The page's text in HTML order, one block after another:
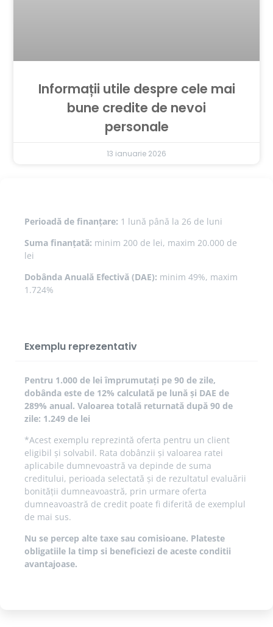
Informații utile despre cele mai
bune credite de nevoi
personale
13 ianuarie 2026
Perioadă de finanțare: 1 lună până la 26 de luni
Suma finanțată: minim 200 de lei, maxim 20.000 de
lei
Dobânda Anuală Efectivă (DAE): minim 49%, maxim
1.724%
Exemplu reprezentativ
Pentru 1.000 de lei împrumutați pe 90 de zile,
dobânda este de 12% calculată pe lună și DAE de
289% anual. Valoarea totală returnată după 90 de
zile: 1.249 de lei
*Acest exemplu reprezintă oferta pentru un client
eligibil și solvabil. Rata dobânzii și valoarea ratei
aplicabile dumnevoastră va depinde de suma
creditului, perioada selectată și de rezultatul evaluării
bonității dumneavoastră, prin urmare oferta
dumneavoastră de credit poate fi diferită de exemplul
de mai sus.
Nu se percep alte taxe sau comisioane. Plateste
obligatiile la timp si beneficiezi de aceste conditii
avantajoase.